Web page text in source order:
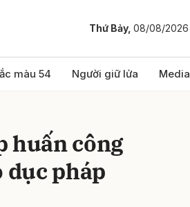
Thứ Bảy, 08/08/2026
màu 54 Người giữ lửa Media
huấn công
dục pháp